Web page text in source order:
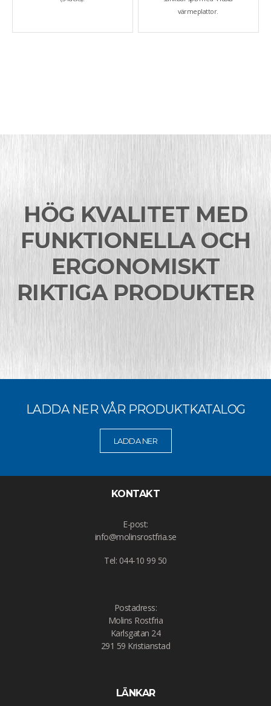
värmeplattor.
HÖG KVALITET MED
FUNKTIONELLA OCH
ERGONOMISKT
RIKTIGA PRODUKTER
LADDA NER VÅR PRODUKTKATALOG
LADDA NER
KONTAKT
E-post:
info@molinsrostfria.se
Tel: 044-10 99 50
Postadress:
Molins Rostfria
Karlsgatan 24
291 59 Kristianstad
LÄNKAR